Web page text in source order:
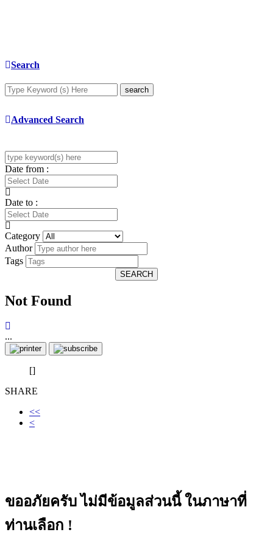
Search
search
Advanced Search
Date from :
Date to :
Category
Author
Tags
SEARCH
Not Found
...
[]
SHARE
<<
<
ขออภัยครับ ไม่มีข้อมูลส่วนนี้ ในภาษาที่
ท่านเลือก !